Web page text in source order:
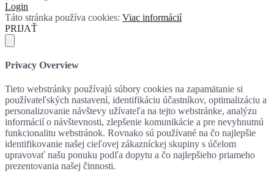
Login
Táto stránka používa cookies: Viac informácií
PRIJAŤ
Privacy Overview
Tieto webstránky používajú súbory cookies na zapamätanie si
používateľských nastavení, identifikáciu účastníkov, optimalizáciu a
personalizovanie návštevy užívateľa na tejto webstránke, analýzu
informácií o návštevnosti, zlepšenie komunikácie a pre nevyhnutnú
funkcionalitu webstránok. Rovnako sú používané na čo najlepšie
identifikovanie našej cieľovej zákazníckej skupiny s účelom
upravovať našu ponuku podľa dopytu a čo najlepšieho priameho
prezentovania našej činnosti.